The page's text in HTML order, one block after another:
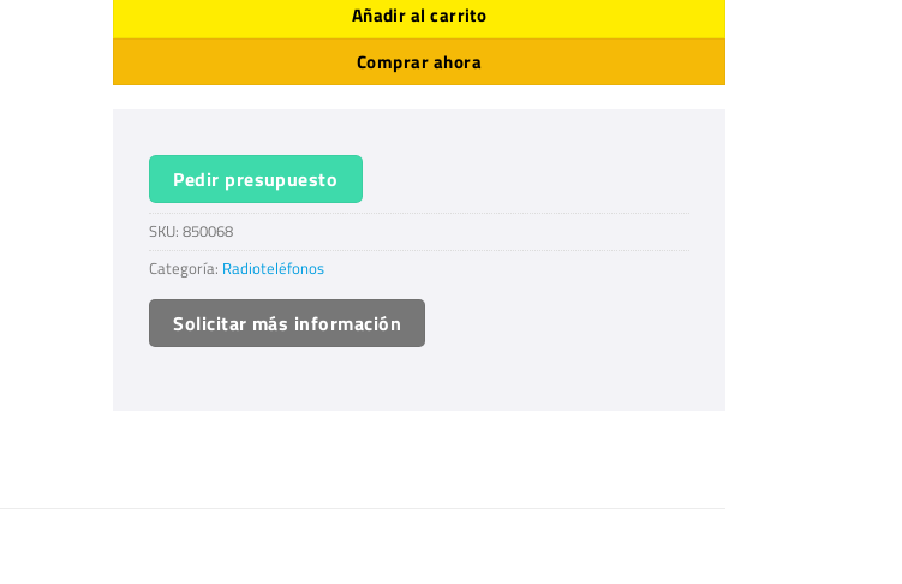
Añadir al carrito
Comprar ahora
Pedir presupuesto
SKU: 850068
Categoría: Radioteléfonos
Solicitar más información